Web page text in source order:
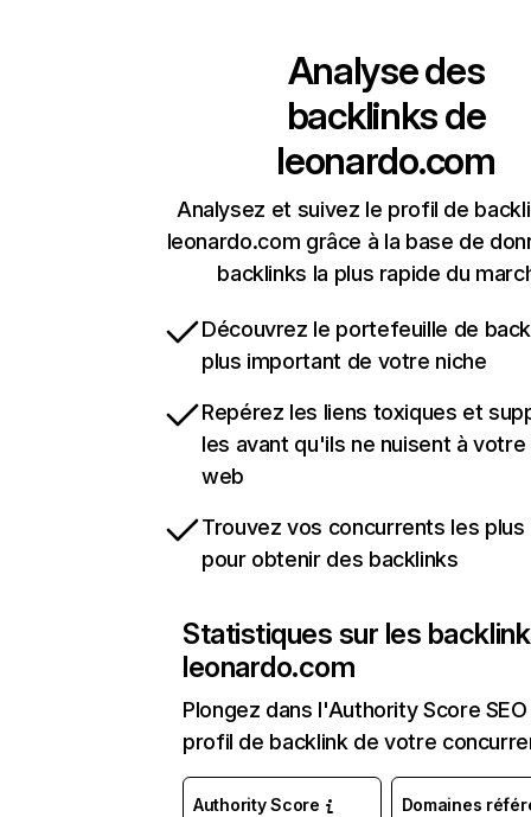
Analyse des
backlinks de
leonardo.com
Analysez et suivez le profil de
leonardo.com grâce à la base de
backlinks la plus rapide du
Découvrez le portefeuille de
plus important de votre niche
Repérez les liens toxiques et
les avant qu'ils ne nuisent à
web
Trouvez vos concurrents les
pour obtenir des backlinks
Statistiques sur les
leonardo.com
Plongez dans l'Authority Score
profil de backlink de votre
Authority Score Domaines